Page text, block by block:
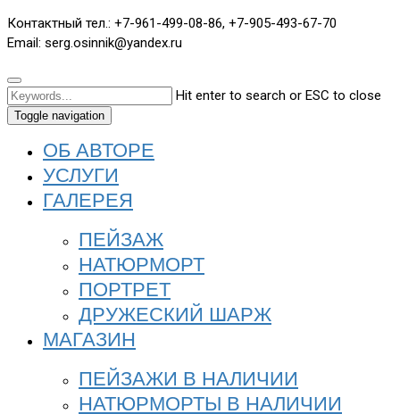
Контактный тел.: +7-961-499-08-86, +7-905-493-67-70
Email: serg.osinnik@yandex.ru
Hit enter to search or ESC to close
Toggle navigation
ОБ АВТОРЕ
УСЛУГИ
ГАЛЕРЕЯ
ПЕЙЗАЖ
НАТЮРМОРТ
ПОРТРЕТ
ДРУЖЕСКИЙ ШАРЖ
МАГАЗИН
ПЕЙЗАЖИ В НАЛИЧИИ
НАТЮРМОРТЫ В НАЛИЧИИ